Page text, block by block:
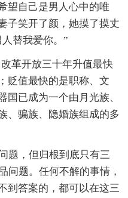
望自己是男人心中的唯
子笑开了颜，她摸了摸丈
替我爱你。”
革开放三十年升值最快
贬值最快的是职称、文
国已成为一个由月光族、
、骗族、隐婚族组成的多
题，但归根到底只有三
问题。任何不解的事情，
到答案的，都可以在这三